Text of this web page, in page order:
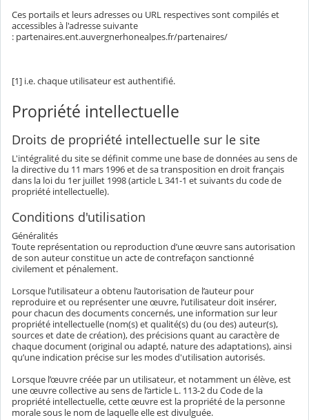
Ces portails et leurs adresses ou URL respectives sont compilés et
accessibles à l'adresse suivante
: partenaires.ent.auvergnerhonealpes.fr/partenaires/
[1] i.e. chaque utilisateur est authentifié.
Propriété intellectuelle
Droits de propriété intellectuelle sur le site
L'intégralité du site se définit comme une base de données au sens de
la directive du 11 mars 1996 et de sa transposition en droit français
dans la loi du 1er juillet 1998 (article L 341-1 et suivants du code de
propriété intellectuelle).
Conditions d'utilisation
Généralités
Toute représentation ou reproduction d’une œuvre sans autorisation
de son auteur constitue un acte de contrefaçon sanctionné
civilement et pénalement.
Lorsque l’utilisateur a obtenu l’autorisation de l’auteur pour
reproduire et ou représenter une œuvre, l’utilisateur doit insérer,
pour chacun des documents concernés, une information sur leur
propriété intellectuelle (nom(s) et qualité(s) du (ou des) auteur(s),
sources et date de création), des précisions quant au caractère de
chaque document (original ou adapté, nature des adaptations), ainsi
qu’une indication précise sur les modes d'utilisation autorisés.
Lorsque l’œuvre créée par un utilisateur, et notamment un élève, est
une œuvre collective au sens de l’article L. 113-2 du Code de la
propriété intellectuelle, cette œuvre est la propriété de la personne
morale sous le nom de laquelle elle est divulguée.